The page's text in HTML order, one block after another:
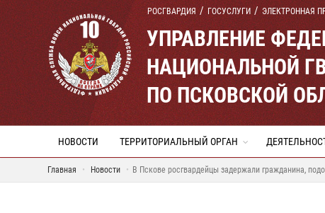
РОСГВАРДИЯ ГОСУСЛУГИ ЭЛЕКТРОННАЯ
УПРАВЛЕНИЕ
НАЦИОНАЛЬНОЙ
ПО ПСКОВСКОЙ
НОВОСТИ ТЕРРИТОРИАЛЬНЫЙ ОРГАН
Главная Новости В Пскове росгвардейцы задержали гражданина,